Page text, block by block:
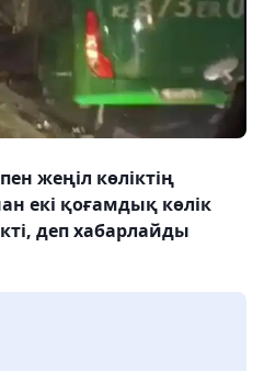
жеңіл көліктің
екі қоғамдық көлік
деп хабарлайды